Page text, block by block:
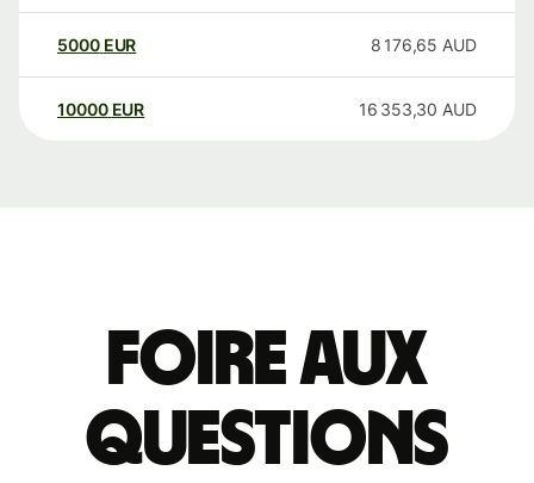
5000 EUR 8 176,65 AUD
10000 EUR 16 353,30 AUD
Foire aux
questions